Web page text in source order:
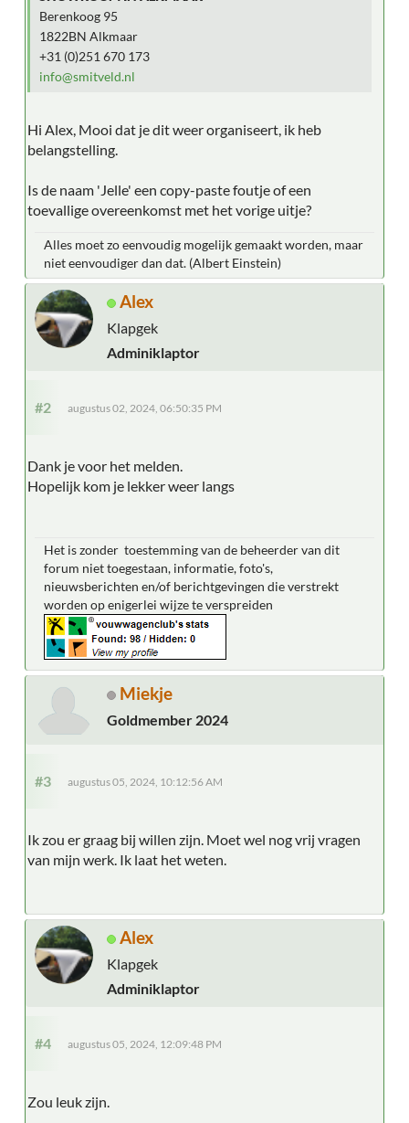
Berenkoog 95
1822BN Alkmaar
+31 (0)251 670 173
info@smitveld.nl
Hi Alex, Mooi dat je dit weer organiseert, ik heb
belangstelling.
Is de naam 'Jelle' een copy-paste foutje of een
toevallige overeenkomst met het vorige uitje?
Alles moet zo eenvoudig mogelijk gemaakt worden, maar
niet eenvoudiger dan dat. (Albert Einstein)
Alex
Klapgek
Adminiklaptor
#2 augustus 02, 2024, 06:50:35 PM
Dank je voor het melden.
Hopelijk kom je lekker weer langs
Het is zonder toestemming van de beheerder van dit
forum niet toegestaan, informatie, foto's,
nieuwsberichten en/of berichtgevingen die verstrekt
worden op enigerlei wijze te verspreiden
Miekje
Goldmember 2024
#3 augustus 05, 2024, 10:12:56 AM
Ik zou er graag bij willen zijn. Moet wel nog vrij vragen
van mijn werk. Ik laat het weten.
Alex
Klapgek
Adminiklaptor
#4 augustus 05, 2024, 12:09:48 PM
Zou leuk zijn.